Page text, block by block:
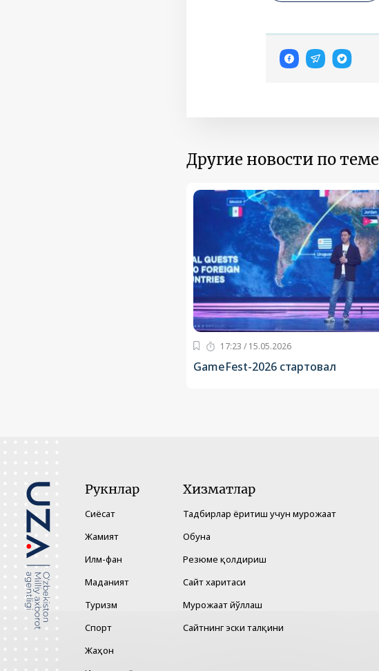
Другие новости по теме
17:23 / 15.05.2026
GameFest-2026 стартовал
Рукнлар
Сиёсат
Жамият
Илм-фан
Маданият
Туризм
Спорт
Жаҳон
Хизматлар
Тадбирлар ёритиш учун мурожаат
Обуна
Резюме қолдириш
Сайт харитаси
Мурожаат йўллаш
Сайтнинг эски талқини